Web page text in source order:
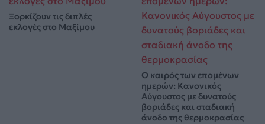
Ξορκίζουν τις διπλές
εκλογές στο Μαξίμου
Ο καιρός των επομένων
ημερών: Κανονικός
Αύγουστος με δυνατούς
βοριάδες και σταδιακή
άνοδο της θερμοκρασίας